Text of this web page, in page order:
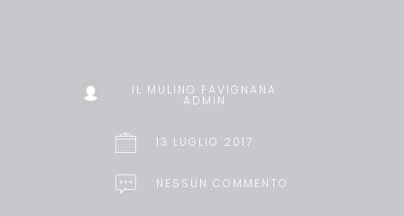
IL MULINO FAVIGNANA
ADMIN
13 LUGLIO 2017
NESSUN COMMENTO